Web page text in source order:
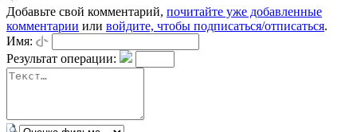
Добавьте свой комментарий, почитайте уже добавленные
комментарии или войдите, чтобы подписаться/отписаться.
Имя:
Результат операции: